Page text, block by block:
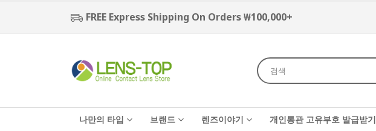
FREE Express Shipping On Orders ₩100,000+
나만의 타입 브랜드 렌즈이야기 개인통관 고유부호 발급받기